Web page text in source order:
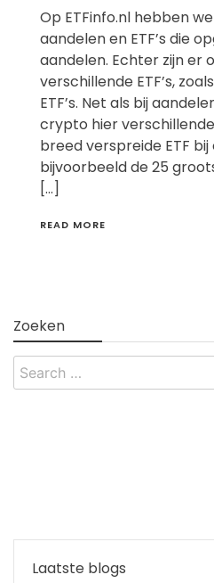
Op ETFinfo.nl hebben
aandelen en ETF’s die
aandelen. Echter zijn er
verschillende ETF’s,
ETF’s. Net als bij
crypto hier
breed verspreide ETF
bijvoorbeeld de 25
[…]
READ MORE
Zoeken
Search
for:
Laatste blogs